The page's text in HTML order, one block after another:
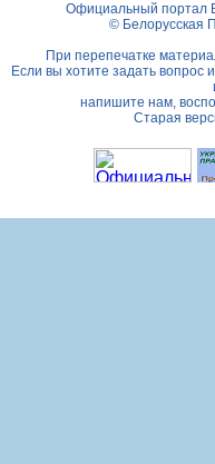
Официальный портал
© Белорусская
При перепечатке
Если вы хотите задать вопрос
напишите нам,
Старая